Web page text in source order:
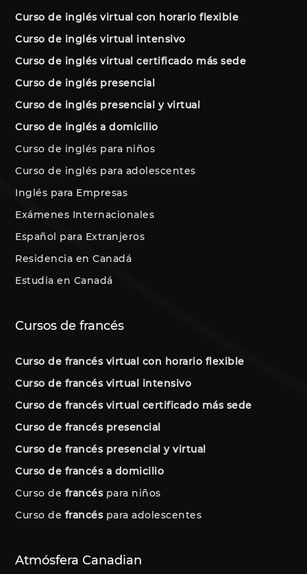
Curso de inglés virtual con horario flexible
Curso de inglés virtual intensivo
Curso de inglés virtual certificado más sede
Curso de inglés presencial
Curso de inglés presencial y virtual
Curso de inglés a domicilio
Curso de inglés para niños
Curso de inglés para adolescentes
Inglés para Empresas
Exámenes Internacionales
Español para Extranjeros
Residencia en Canadá
Estudia en Canadá
Cursos de francés
Curso de francés virtual con horario flexible
Curso de francés virtual intensivo
Curso de francés virtual certificado más sede
Curso de francés presencial
Curso de francés presencial y virtual
Curso de francés a domicilio
Curso de francéspara niños
Curso de francéspara adolescentes
Atmósfera Canadian